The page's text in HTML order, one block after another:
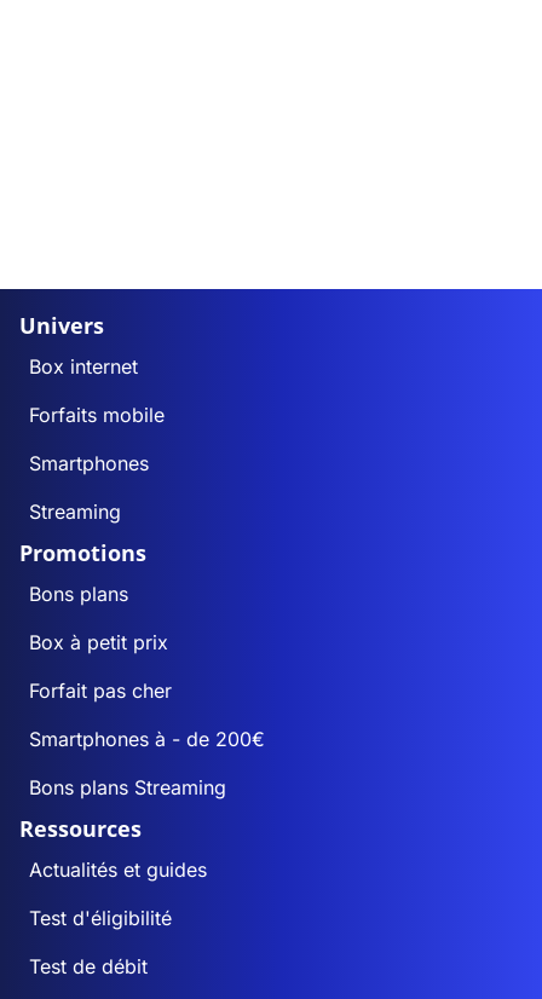
Univers
Box internet
Forfaits mobile
Smartphones
Streaming
Promotions
Bons plans
Box à petit prix
Forfait pas cher
Smartphones à - de 200€
Bons plans Streaming
Ressources
Actualités et guides
Test d'éligibilité
Test de débit